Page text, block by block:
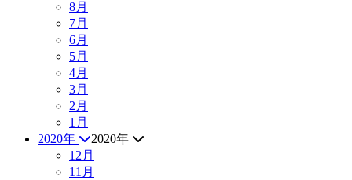
8月
7月
6月
5月
4月
3月
2月
1月
2020年
2020年
12月
11月